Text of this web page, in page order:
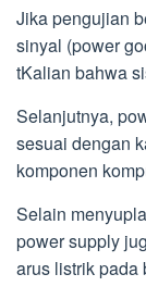
Jika pengujian
sinyal (power
tKalian bahwa
Selanjutnya,
sesuai dengan
komponen
Selain
power supply
arus listrik pada